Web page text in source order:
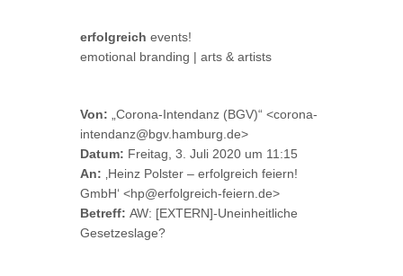
erfolgreich events!
emotional branding | arts & artists
Von:
„Corona-Intendanz (BGV)“ <corona-
intendanz@bgv.hamburg.de>
Datum: Freitag, 3. Juli 2020 um 11:15
An: ‚Heinz Polster – erfolgreich feiern!
GmbH‘ <hp@erfolgreich-feiern.de>
Betreff: AW: [EXTERN]-Uneinheitliche
Gesetzeslage?